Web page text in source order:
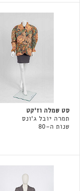
סט שמלה וז'קט
תמרה יובל ג׳ונס
שנות ה-80